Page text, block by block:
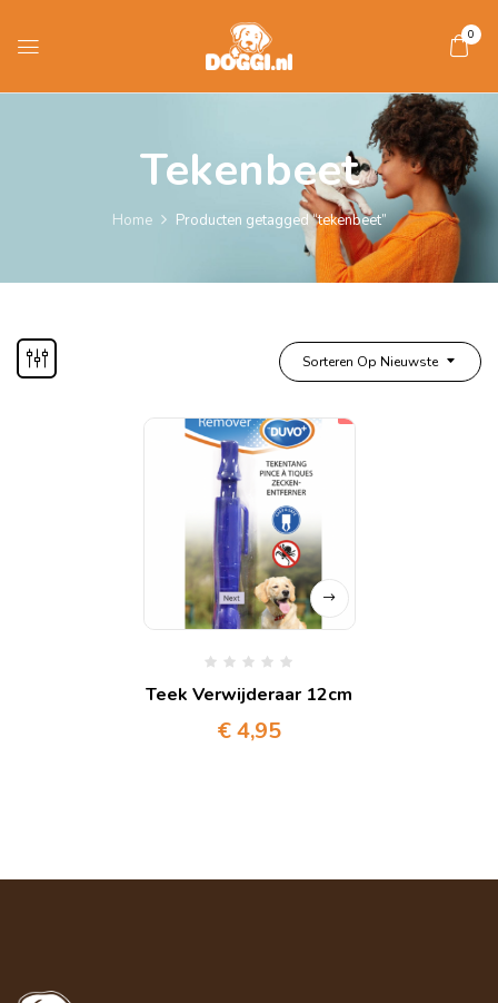
0
Tekenbeet
Home Producten getagged “tekenbeet”
Sorteren Op Nieuwste
Teek Verwijderaar 12cm
€4,95